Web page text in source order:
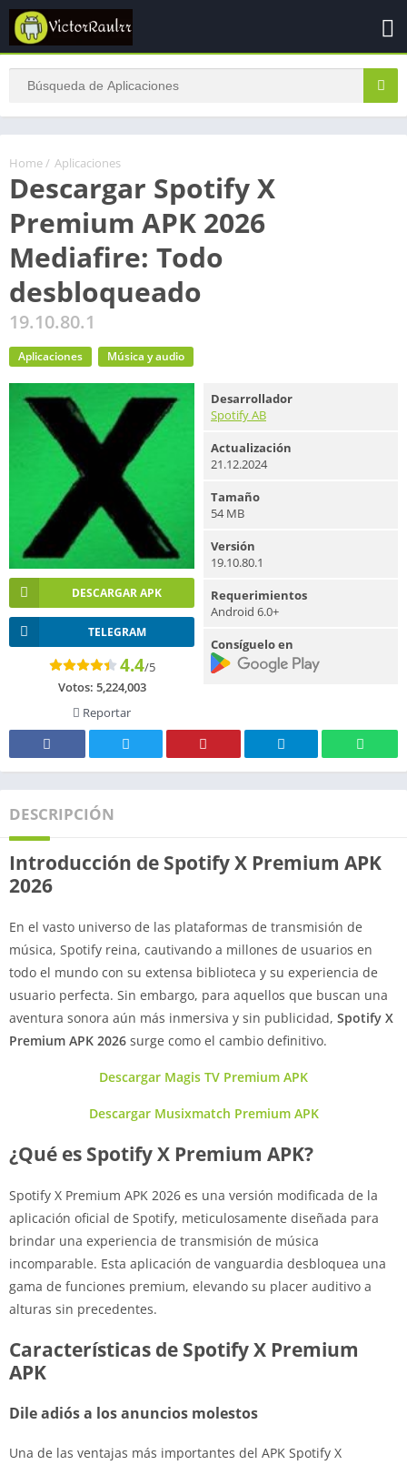
Home / Aplicaciones
Descargar Spotify X
Premium APK 2026
Mediafire: Todo
desbloqueado
19.10.80.1
Aplicaciones Música y audio
DESCARGAR APK
TELEGRAM
4.4/5
Votos: 5,224,003
Reportar
Desarrollador
Spotify AB
Actualización
21.12.2024
Tamaño
54 MB
Versión
19.10.80.1
Requerimientos
Android 6.0+
Consíguelo en
DESCRIPCIÓN
Introducción de Spotify X Premium APK
2026
En el vasto universo de las plataformas de transmisión de
música, Spotify reina, cautivando a millones de usuarios en
todo el mundo con su extensa biblioteca y su experiencia de
usuario perfecta. Sin embargo, para aquellos que buscan una
aventura sonora aún más inmersiva y sin publicidad, Spotify X
Premium APK 2026 surge como el cambio definitivo.
Descargar Magis TV Premium APK
Descargar Musixmatch Premium APK
¿Qué es Spotify X Premium APK?
Spotify X Premium APK 2026 es una versión modificada de la
aplicación oficial de Spotify, meticulosamente diseñada para
brindar una experiencia de transmisión de música
incomparable. Esta aplicación de vanguardia desbloquea una
gama de funciones premium, elevando su placer auditivo a
alturas sin precedentes.
Características de Spotify X Premium
APK
Dile adiós a los anuncios molestos
Una de las ventajas más importantes del APK Spotify X